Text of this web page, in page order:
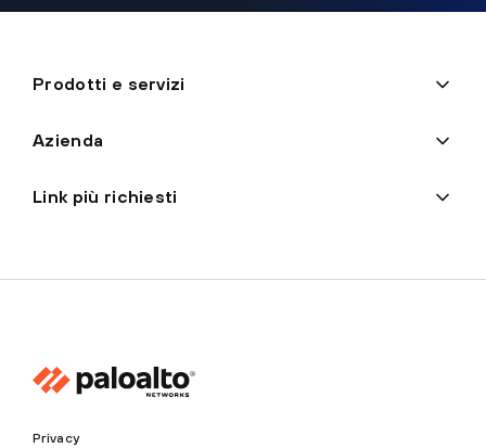
Prodotti e servizi
Azienda
Link più richiesti
Privacy